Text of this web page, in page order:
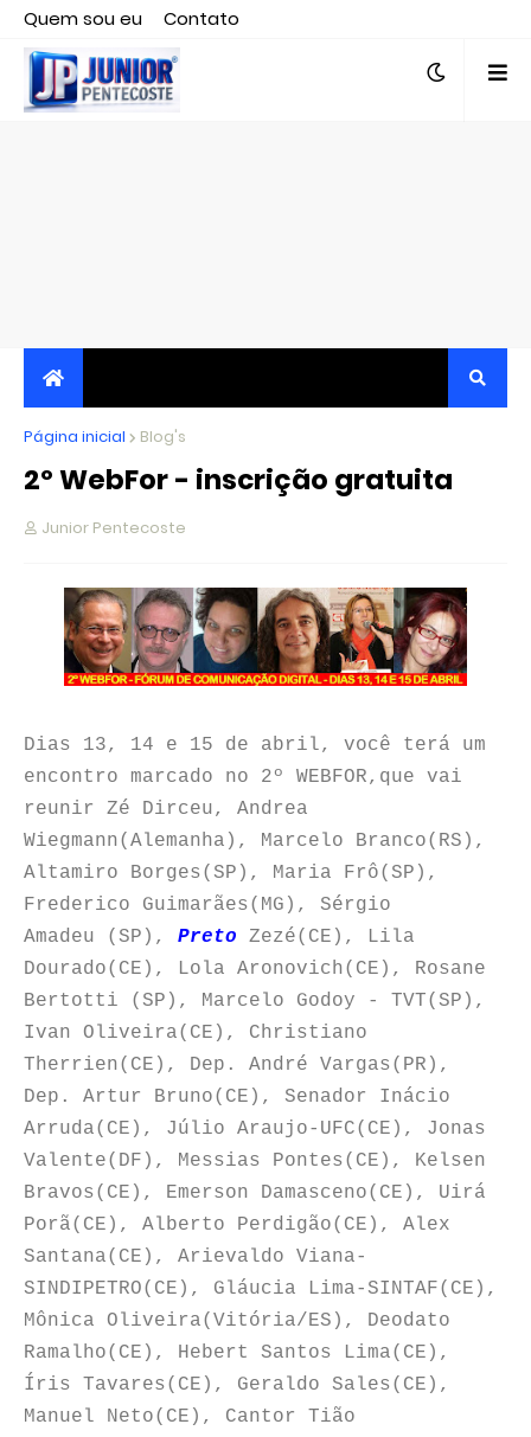
Quem sou eu
Contato
Editor responsável, jornalista Clovis Almeida.
JORNALISMO INDEPENDENTE, TRANSPARENTE E
CRÍTICO
Página inicial Blog's
2º WebFor - inscrição gratuita
Junior Pentecoste
Dias 13, 14 e 15 de abril, você terá um
encontro marcado no 2º WEBFOR,que vai
reunir Zé Dirceu, Andrea
Wiegmann(Alemanha), Marcelo Branco(RS),
Altamiro Borges(SP), Maria Frô(SP),
Frederico Guimarães(MG), Sérgio
Amadeu (SP), Preto Zezé(CE), Lila
Dourado(CE), Lola Aronovich(CE), Rosane
Bertotti (SP), Marcelo Godoy - TVT(SP),
Ivan Oliveira(CE), Christiano
Therrien(CE), Dep. André Vargas(PR),
Dep. Artur Bruno(CE), Senador Inácio
Arruda(CE), Júlio Araujo-UFC(CE), Jonas
Valente(DF), Messias Pontes(CE), Kelsen
Bravos(CE), Emerson Damasceno(CE), Uirá
Porã(CE), Alberto Perdigão(CE), Alex
Santana(CE), Arievaldo Viana-
SINDIPETRO(CE), Gláucia Lima-SINTAF(CE),
Mônica Oliveira(Vitória/ES), Deodato
Ramalho(CE), Hebert Santos Lima(CE),
Íris Tavares(CE), Geraldo Sales(CE),
Manuel Neto(CE), Cantor Tião